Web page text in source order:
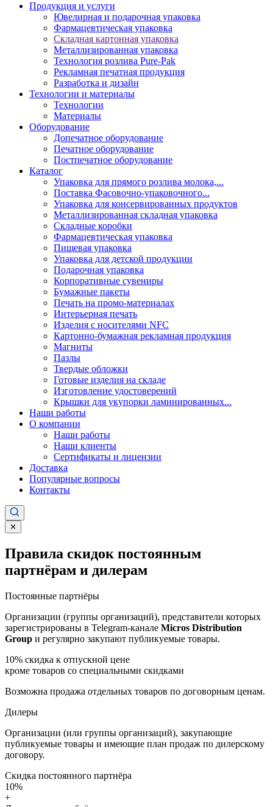
Продукция и услуги
Ювелирная и подарочная упаковка
Фармацевтическая упаковка
Складная картонная упаковка
Металлизированная упаковка
Технология розлива Pure-Pak
Рекламная печатная продукция
Разработка и дизайн
Технологии и материалы
Технологии
Материалы
Оборудование
Допечатное оборудование
Печатное оборудование
Постпечатное оборудование
Каталог
Упаковка для прямого розлива молока,...
Поставка Фасовочно-упаковочного...
Упаковка для консервированных продуктов
Металлизированная складная упаковка
Складные коробки
Фармацевтическая упаковка
Пищевая упаковка
Упаковка для детской продукции
Подарочная упаковка
Корпоративные сувениры
Бумажные пакеты
Печать на промо-материалах
Интерьерная печать
Изделия с носителями NFC
Картонно-бумажная рекламная продукция
Магниты
Пазлы
Твердые обложки
Готовые изделия на складе
Изготовление удостоверений
Крышки для укупорки ламинированных...
Наши работы
О компании
Наши работы
Наши клиенты
Сертификаты и лицензии
Доставка
Популярные вопросы
Контакты
✕
Правила скидок постоянным
партнёрам и дилерам
Постоянные партнёры
Организации (группы организаций), представители которых
зарегистрированы в Telegram-канале Micros Distribution
Group и регулярно закупают публикуемые товары.
10% скидка к отпускной цене
кроме товаров со специальными скидками
Возможна продажа отдельных товаров по договорным ценам.
Дилеры
Организации (или группы организаций), закупающие
публикуемые товары и имеющие план продаж по дилерскому
договору.
Скидка постоянного партнёра
10%
+